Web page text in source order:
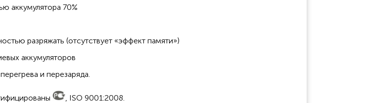
аккумулятора 70%
разряжать (отсутствует «эффект памяти»)
аккумуляторов
и перезаряда.
, ISO 9001:2008.